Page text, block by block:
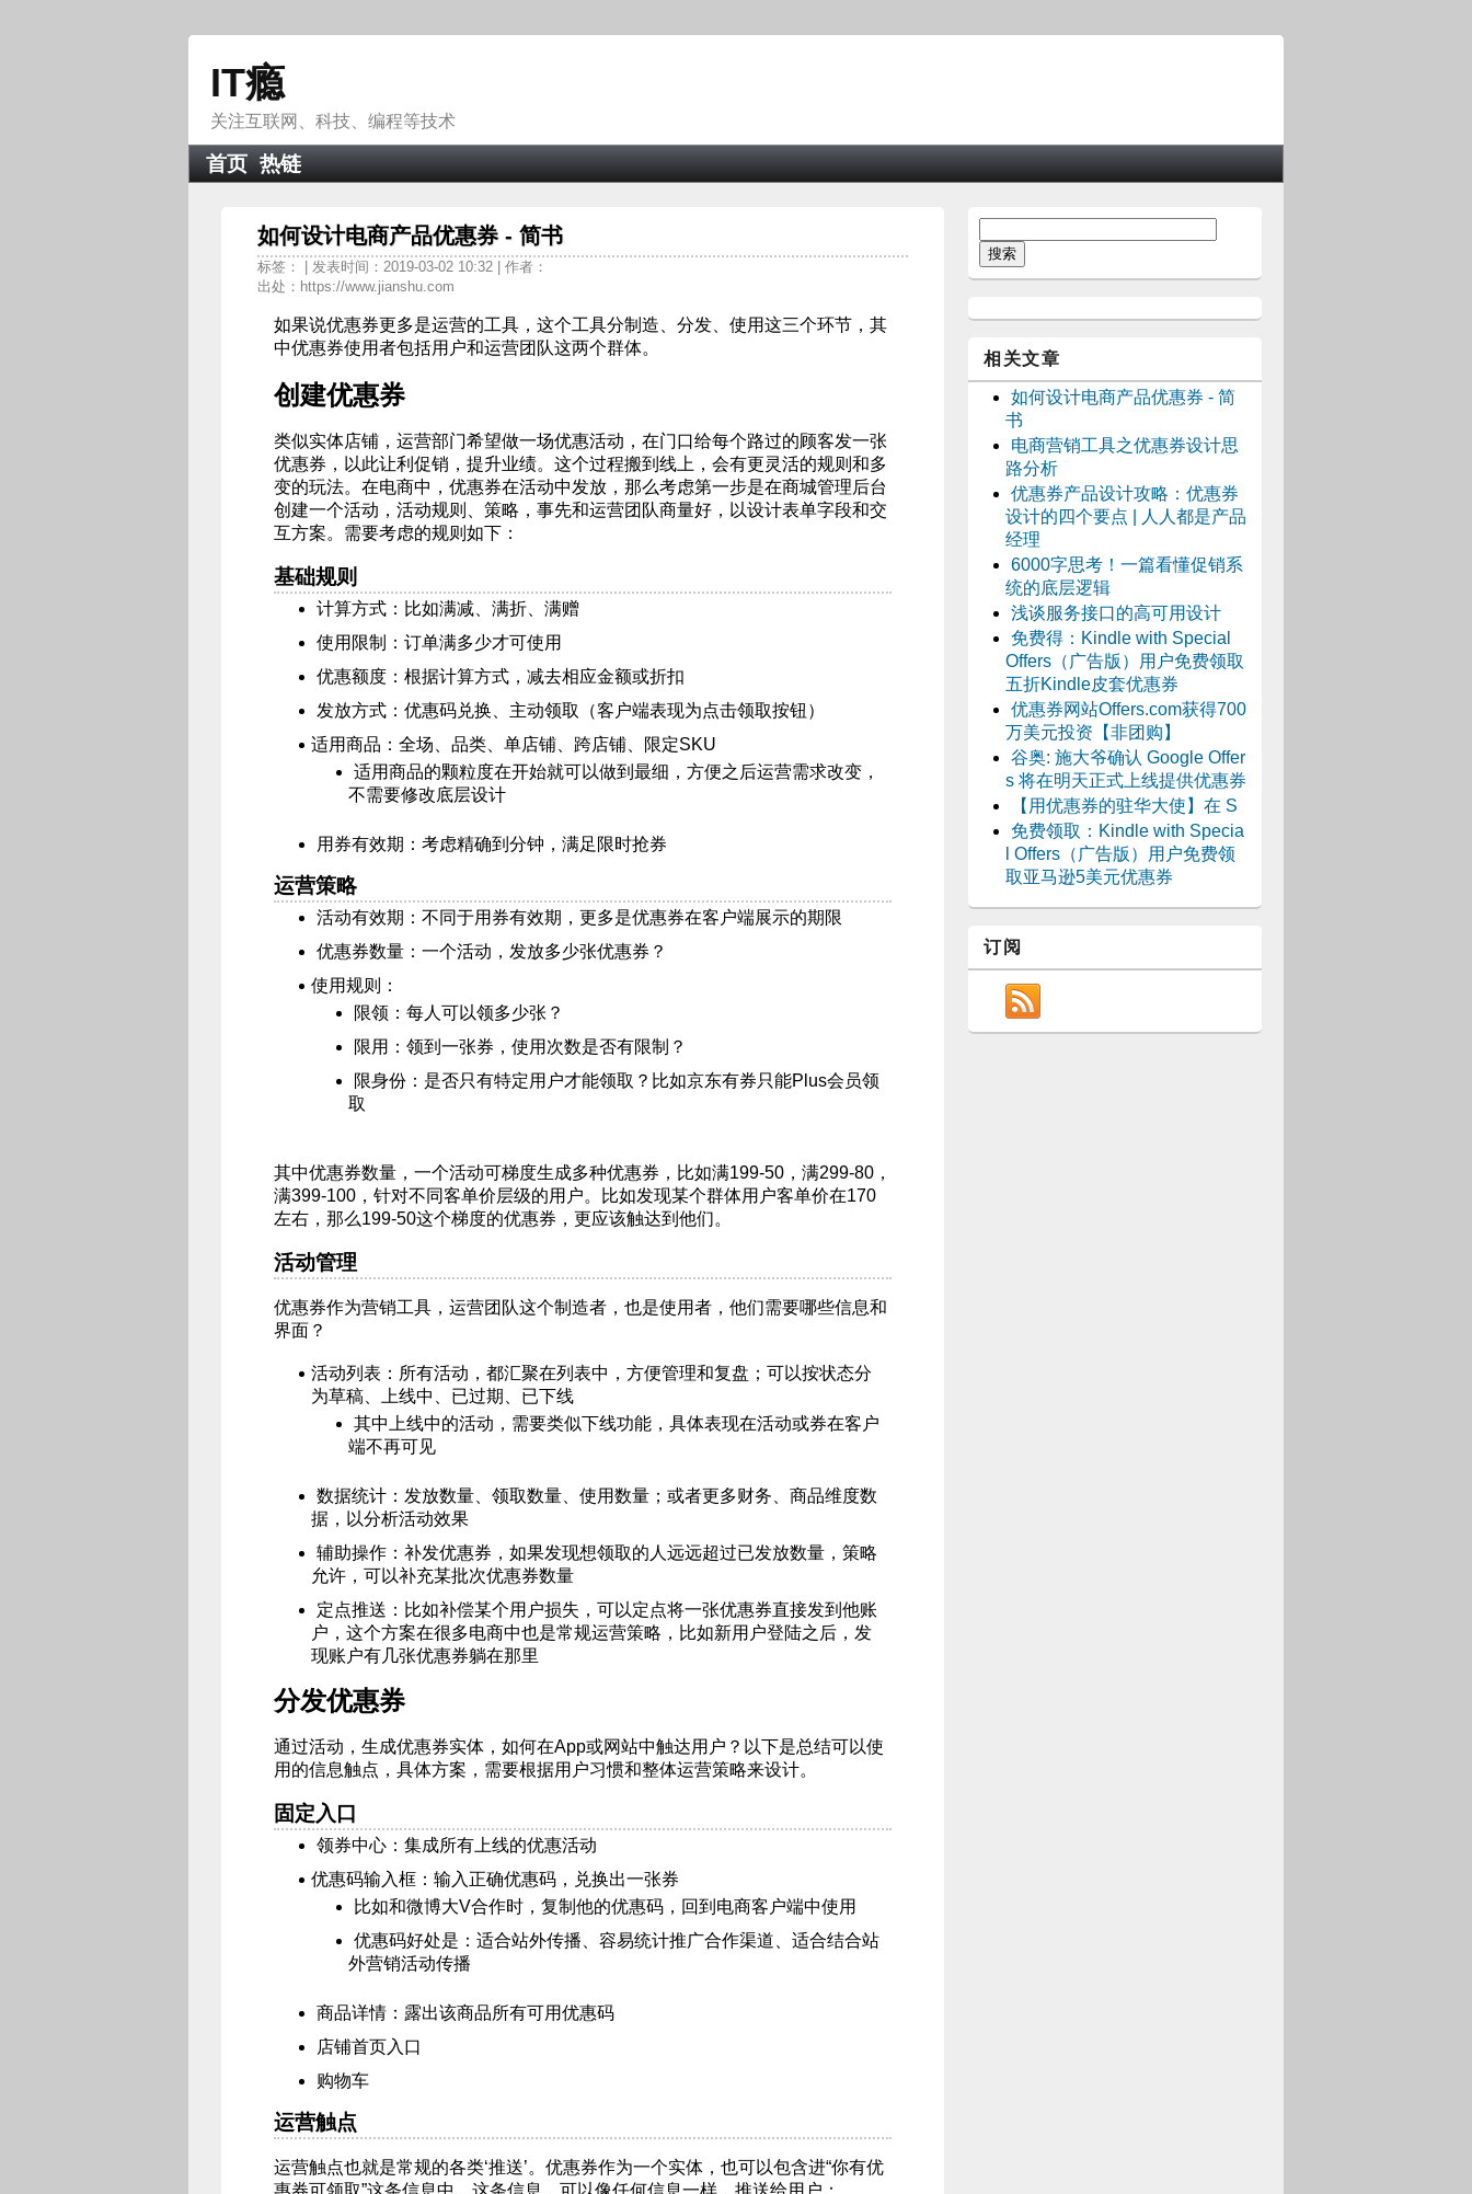
IT瘾
关注互联网、科技、编程等技术
首页 热链
如何设计电商产品优惠券 - 简书
标签：
| 发表时间：2019-03-02 10:32 | 作者：
出处：https://www.jianshu.com
如果说优惠券更多是运营的工具，这个工具分制造、分发、使用这三个环节，其
中优惠券使用者包括用户和运营团队这两个群体。
创建优惠券
类似实体店铺，运营部门希望做一场优惠活动，在门口给每个路过的顾客发一张
优惠券，以此让利促销，提升业绩。这个过程搬到线上，会有更灵活的规则和多
变的玩法。在电商中，优惠券在活动中发放，那么考虑第一步是在商城管理后台
创建一个活动，活动规则、策略，事先和运营团队商量好，以设计表单字段和交
互方案。需要考虑的规则如下：
基础规则
计算方式：比如满减、满折、满赠
使用限制：订单满多少才可使用
优惠额度：根据计算方式，减去相应金额或折扣
发放方式：优惠码兑换、主动领取（客户端表现为点击领取按钮）
适用商品：全场、品类、单店铺、跨店铺、限定SKU
适用商品的颗粒度在开始就可以做到最细，方便之后运营需求改变，
不需要修改底层设计
用券有效期：考虑精确到分钟，满足限时抢券
运营策略
活动有效期：不同于用券有效期，更多是优惠券在客户端展示的期限
优惠券数量：一个活动，发放多少张优惠券？
使用规则：
限领：每人可以领多少张？
限用：领到一张券，使用次数是否有限制？
限身份：是否只有特定用户才能领取？比如京东有券只能Plus会员领
取
其中优惠券数量，一个活动可梯度生成多种优惠券，比如满199-50，满299-80，
满399-100，针对不同客单价层级的用户。比如发现某个群体用户客单价在170
左右，那么199-50这个梯度的优惠券，更应该触达到他们。
活动管理
优惠券作为营销工具，运营团队这个制造者，也是使用者，他们需要哪些信息和
界面？
活动列表：所有活动，都汇聚在列表中，方便管理和复盘；可以按状态分
为草稿、上线中、已过期、已下线
其中上线中的活动，需要类似下线功能，具体表现在活动或券在客户
端不再可见
数据统计：发放数量、领取数量、使用数量；或者更多财务、商品维度数
据，以分析活动效果
辅助操作：补发优惠券，如果发现想领取的人远远超过已发放数量，策略
允许，可以补充某批次优惠券数量
定点推送：比如补偿某个用户损失，可以定点将一张优惠券直接发到他账
户，这个方案在很多电商中也是常规运营策略，比如新用户登陆之后，发
现账户有几张优惠券躺在那里
分发优惠券
通过活动，生成优惠券实体，如何在App或网站中触达用户？以下是总结可以使
用的信息触点，具体方案，需要根据用户习惯和整体运营策略来设计。
固定入口
领券中心：集成所有上线的优惠活动
优惠码输入框：输入正确优惠码，兑换出一张券
比如和微博大V合作时，复制他的优惠码，回到电商客户端中使用
优惠码好处是：适合站外传播、容易统计推广合作渠道、适合结合站
外营销活动传播
商品详情：露出该商品所有可用优惠码
店铺首页入口
购物车
运营触点
运营触点也就是常规的各类‘推送’。优惠券作为一个实体，也可以包含进“你有优
惠券可领取”这条信息中。这条信息，可以像任何信息一样，推送给用户：
相关文章
如何设计电商产品优惠券 - 简
书
电商营销工具之优惠券设计思
路分析
优惠券产品设计攻略：优惠券
设计的四个要点 | 人人都是产品
经理
6000字思考！一篇看懂促销系
统的底层逻辑
浅谈服务接口的高可用设计
免费得：Kindle with Special
Offers（广告版）用户免费领取
五折Kindle皮套优惠券
优惠券网站Offers.com获得700
万美元投资【非团购】
谷奥: 施大爷确认 Google Offer
s 将在明天正式上线提供优惠券
【用优惠券的驻华大使】在 S
免费领取：Kindle with Specia
l Offers（广告版）用户免费领
取亚马逊5美元优惠券
订阅